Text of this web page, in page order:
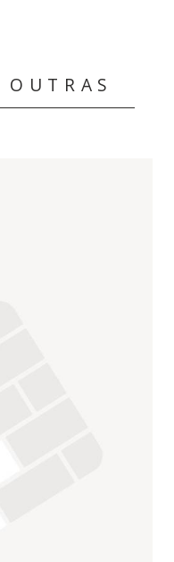
OUTRAS